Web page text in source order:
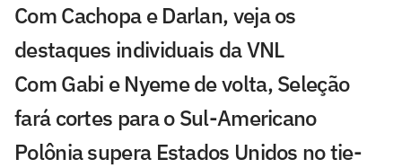
Com Cachopa e Darlan, veja os
destaques individuais da VNL
Com Gabi e Nyeme de volta, Seleção
fará cortes para o Sul-Americano
Polônia supera Estados Unidos no tie-